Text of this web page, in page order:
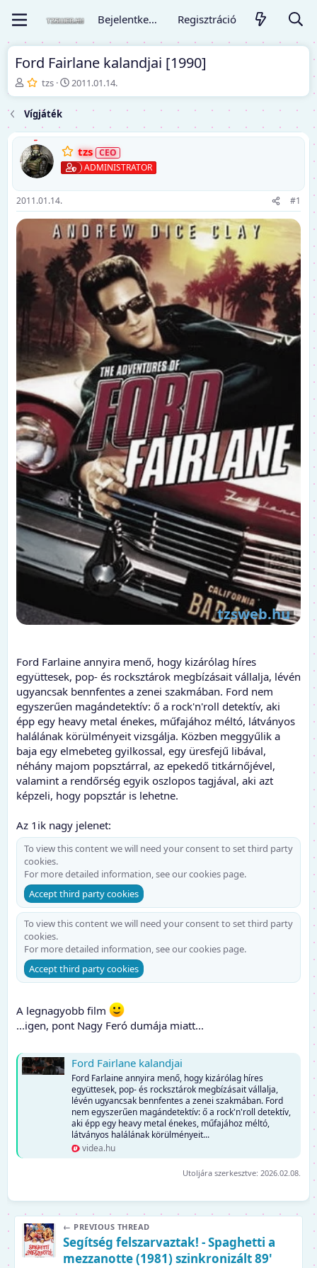
Bejelentkezés Regisztráció
Ford Fairlane kalandjai [1990]
T
é
m
a
i
n
d
í
ó
tzs
K
e
ő
á
t
2011.01.14.
Vígjáték
tzs
ADMINISTRATOR
2011.01.14. #1
Ford Farlaine annyira menő, hogy kizárólag híres
együttesek, pop- és rocksztárok megbízásait vállalja, lévén
ugyancsak bennfentes a zenei szakmában. Ford nem
egyszerűen magándetektív: ő a rock'n'roll detektív, aki
épp egy heavy metal énekes, műfajához méltó, látványos
halálának körülményeit vizsgálja. Közben meggyűlik a
baja egy elmebeteg gyilkossal, egy üresfejű libával,
néhány majom popsztárral, az epekedő titkárnőjével,
valamint a rendőrség egyik oszlopos tagjával, aki azt
képzeli, hogy popsztár is lehetne.
Az 1ik nagy jelenet:
To view this content we will need your consent to set third party
cookies.
For more detailed information, see ourcookies page.
Accept third party cookies
To view this content we will need your consent to set third party
cookies.
For more detailed information, see ourcookies page.
Accept third party cookies
A legnagyobb film
...igen, pont Nagy Feró dumája miatt...
Ford Fairlane kalandjai
Ford Farlaine annyira menő, hogy kizárólag híres
együttesek, pop- és rocksztárok megbízásait vállalja,
lévén ugyancsak bennfentes a zenei szakmában. Ford
nem egyszerűen magándetektív: ő a rock'n'roll detektív,
aki épp egy heavy metal énekes, műfajához méltó,
látványos halálának körülményeit...
videa.hu
Utoljára szerkesztve: 2026.02.08.
← PREVIOUS THREAD
Segítség felszarvaztak! - Spaghetti a
mezzanotte (1981) szinkronizált 89'